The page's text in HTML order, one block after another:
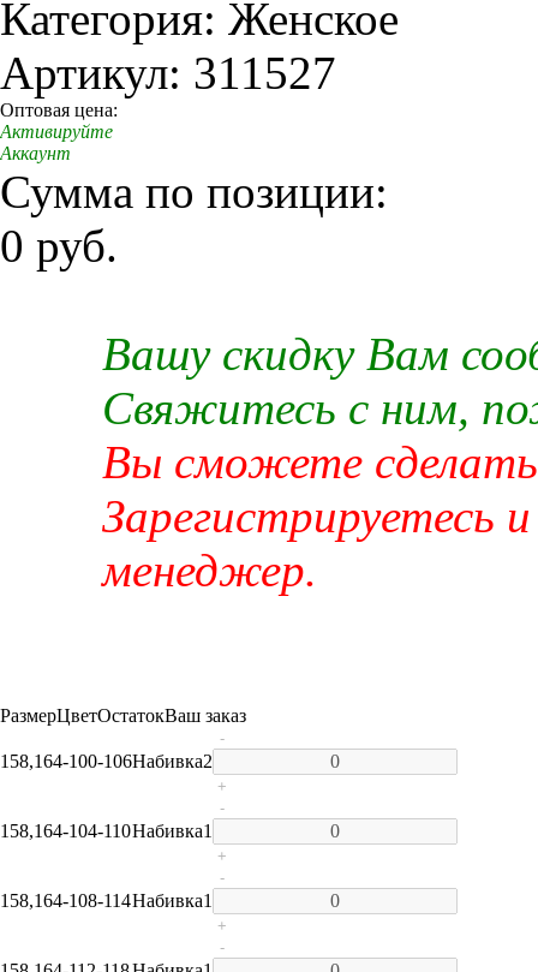
Категория: Женское
Артикул: 311527
Оптовая цена:
Активируйте
Аккаунт
Сумма по позиции:
0 руб.
Вашу скидку Вам
Свяжитесь с ним,
Вы сможете сделать
Зарегистрируетесь
менеджер.
РазмерЦветОстатокВаш заказ
158,164-100-106Набивка2
-
+
158,164-104-110Набивка1
-
+
158,164-108-114Набивка1
-
+
-